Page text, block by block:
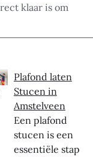
klaar is om
Plafond laten
Stucen in
Amstelveen
Een plafond
stucen is een
essentiële stap